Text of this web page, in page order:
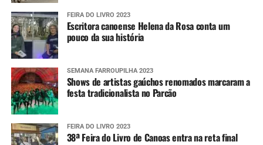
FEIRA DO LIVRO 2023
Escritora canoense Helena da Rosa conta um
pouco da sua história
SEMANA FARROUPILHA 2023
Shows de artistas gaúchos renomados marcaram a
festa tradicionalista no Parcão
FEIRA DO LIVRO 2023
38ª Feira do Livro de Canoas entra na reta final